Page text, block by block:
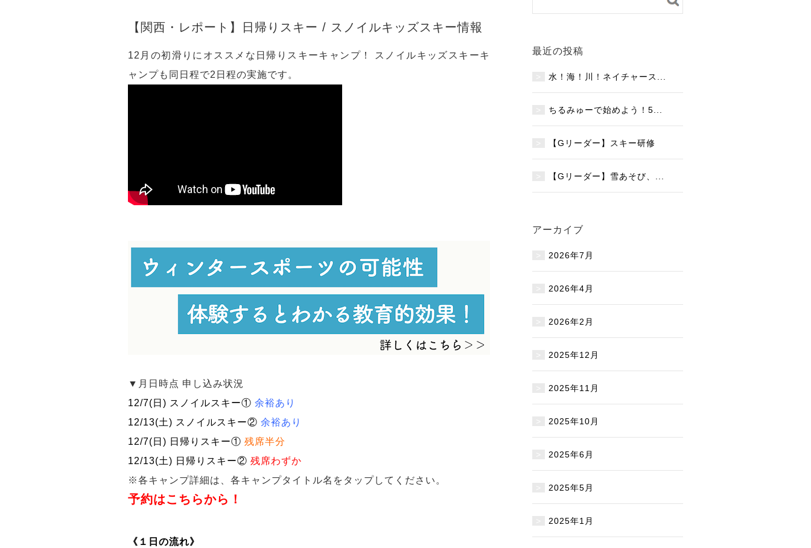
【関西・レポート】日帰りスキー / スノイルキッズスキー情報
12月の初滑りにオススメな日帰りスキーキャンプ！ スノイルキッズスキーキ
ャンプも同日程で2日程の実施です。
▼月日時点 申し込み状況
12/7(日) スノイルスキー① 余裕あり
12/13(土) スノイルスキー② 余裕あり
12/7(日) 日帰りスキー① 残席半分
12/13(土) 日帰りスキー② 残席わずか
※各キャンプ詳細は、各キャンプタイトル名をタップしてください。
予約はこちらから！
《１日の流れ》
最近の投稿
水！海！川！ネイチャース...
ちるみゅーで始めよう！5...
【Gリーダー】スキー研修
【Gリーダー】雪あそび、...
アーカイブ
2026年7月
2026年4月
2026年2月
2025年12月
2025年11月
2025年10月
2025年6月
2025年5月
2025年1月